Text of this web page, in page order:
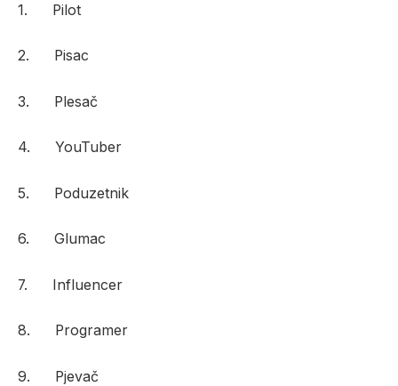
1. Pilot
2. Pisac
3. Plesač
4. YouTuber
5. Poduzetnik
6. Glumac
7. Influencer
8. Programer
9. Pjevač